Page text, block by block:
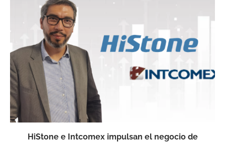
HiStone e Intcomex impulsan el negocio de